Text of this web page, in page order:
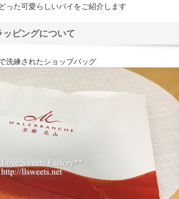
った可愛らしいパイをご紹介します
ッピングについて
洗練されたショップバッグ